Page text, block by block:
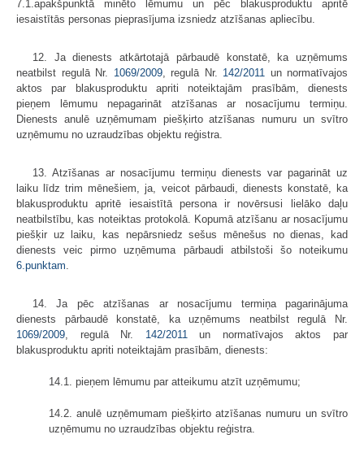
7.1.apakšpunktā minēto lēmumu un pēc blakusproduktu apritē
iesaistītās personas pieprasījuma izsniedz atzīšanas apliecību.
12. Ja dienests atkārtotajā pārbaudē konstatē, ka uzņēmums
neatbilst regulā Nr. 1069/2009, regulā Nr. 142/2011
un normatīvajos
aktos par blakusproduktu apriti noteiktajām prasībām, dienests
pieņem lēmumu nepagarināt atzīšanas ar nosacījumu termiņu.
Dienests anulē uzņēmumam piešķirto atzīšanas numuru un svītro
uzņēmumu no uzraudzības objektu reģistra.
13. Atzīšanas ar nosacījumu termiņu dienests var pagarināt uz
laiku līdz trim mēnešiem, ja, veicot pārbaudi, dienests konstatē, ka
blakusproduktu apritē iesaistītā persona ir novērsusi lielāko daļu
neatbilstību, kas noteiktas protokolā. Kopumā atzīšanu ar nosacījumu
piešķir uz laiku, kas nepārsniedz sešus mēnešus no dienas, kad
dienests veic pirmo uzņēmuma pārbaudi atbilstoši šo noteikumu
6.punktam
14. Ja pēc atzīšanas ar nosacījumu termiņa pagarinājuma
dienests pārbaudē konstatē, ka uzņēmums neatbilst regulā Nr.
1069/2009 , regulā Nr. 142/2011
un normatīvajos aktos par
blakusproduktu apriti noteiktajām prasībām, dienests:
14.1. pieņem lēmumu par atteikumu atzīt uzņēmumu;
14.2. anulē uzņēmumam piešķirto atzīšanas numuru un svītro
uzņēmumu no uzraudzības objektu reģistra.